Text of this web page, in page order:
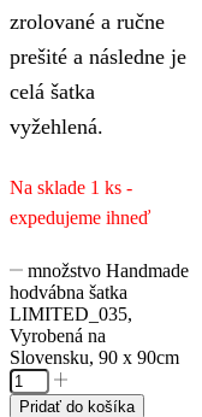
zrolované a ručne
prešité a následne je
celá šatka
vyžehlená.
Na sklade 1 ks -
expedujeme ihneď
množstvo Handmade
hodvábna šatka
LIMITED_035,
Vyrobená na
Slovensku, 90 x 90cm
Pridať do košíka